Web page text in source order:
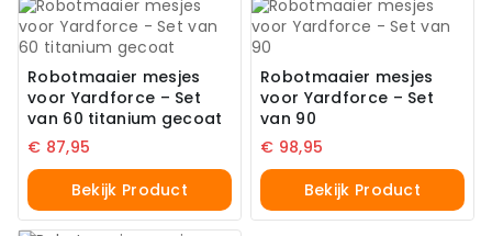
Robotmaaier mesjes
voor Yardforce – Set
van 60 titanium gecoat
€ 87,95
Bekijk Product
Robotmaaier mesjes
voor Yardforce – Set
van 90
€ 98,95
Bekijk Product